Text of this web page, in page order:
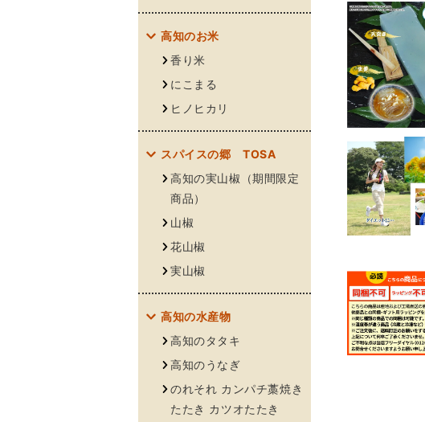
高知のお米
香り米
にこまる
ヒノヒカリ
スパイスの郷 TOSA
高知の実山椒（期間限定
商品）
山椒
花山椒
実山椒
高知の水産物
高知のタタキ
高知のうなぎ
のれそれ カンパチ藁焼き
たたき カツオたたき